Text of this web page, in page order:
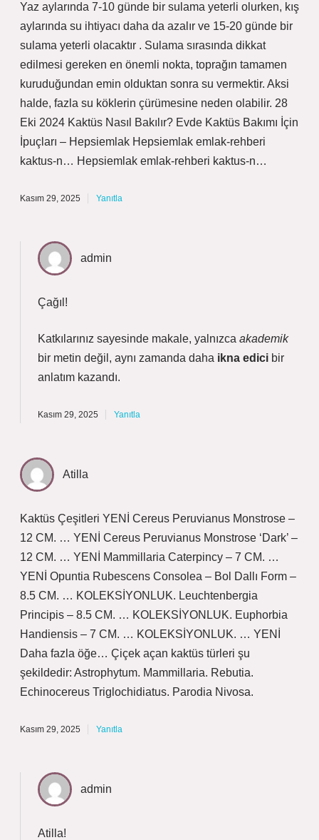
Yaz aylarında 7-10 günde bir sulama yeterli olurken, kış
aylarında su ihtiyacı daha da azalır ve 15-20 günde bir
sulama yeterli olacaktır . Sulama sırasında dikkat
edilmesi gereken en önemli nokta, toprağın tamamen
kuruduğundan emin olduktan sonra su vermektir. Aksi
halde, fazla su köklerin çürümesine neden olabilir. 28
Eki 2024 Kaktüs Nasıl Bakılır? Evde Kaktüs Bakımı İçin
İpuçları – Hepsiemlak Hepsiemlak emlak-rehberi
kaktus-n… Hepsiemlak emlak-rehberi kaktus-n…
Kasım 29, 2025 Yanıtla
admin
Çağıl!
Katkılarınız sayesinde makale, yalnızca akademik
bir metin değil, aynı zamanda daha ikna edici bir
anlatım kazandı.
Kasım 29, 2025 Yanıtla
Atilla
Kaktüs Çeşitleri YENİ Cereus Peruvianus Monstrose –
12 CM. … YENİ Cereus Peruvianus Monstrose ‘Dark’ –
12 CM. … YENİ Mammillaria Caterpincy – 7 CM. …
YENİ Opuntia Rubescens Consolea – Bol Dallı Form –
8.5 CM. … KOLEKSİYONLUK. Leuchtenbergia
Principis – 8.5 CM. … KOLEKSİYONLUK. Euphorbia
Handiensis – 7 CM. … KOLEKSİYONLUK. … YENİ
Daha fazla öğe… Çiçek açan kaktüs türleri şu
şekildedir: Astrophytum. Mammillaria. Rebutia.
Echinocereus Triglochidiatus. Parodia Nivosa.
Kasım 29, 2025 Yanıtla
admin
Atilla!